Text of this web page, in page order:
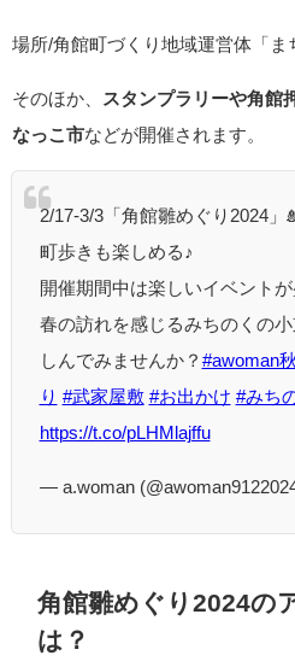
場所/角館町づくり地域運営体「ま
そのほか、
スタンプラリーや角館
なっこ市などが開催されます。
2/17-3/3「角館雛めぐり2024」
町歩きも楽しめる♪
開催期間中は楽しいイベント
春の訪れを感じるみちのくの
しんでみませんか？ #awoman
り #武家屋敷 #お出かけ #みち
https://t.co/pLHMlajffu
— a.woman
角館雛めぐり2024の
は？